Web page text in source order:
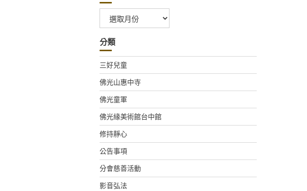
整
分類
三好兒童
佛光山惠中寺
佛光童軍
佛光緣美術館台中館
修持靜心
公告事項
分會慈善活動
影音弘法